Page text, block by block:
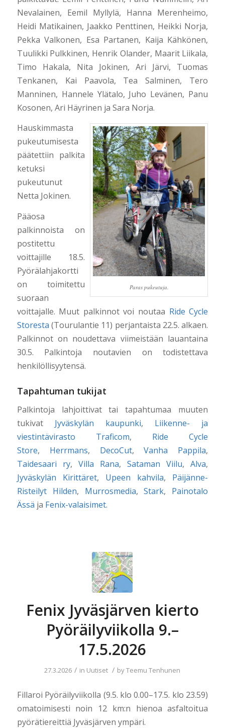
Nevalainen, Eemil Myllylä, Hanna Merenheimo,
Heidi Matikainen, Jaakko Penttinen, Heikki Norja,
Pekka Valkonen, Esa Partanen, Kaija Kähkönen,
Tuulikki Pulkkinen, Henrik Olander, Maarit Liikala,
Timo Hakala, Nita Jokinen, Ari Järvi, Tuomas
Tenkanen, Kai Paavola, Tea Salminen, Tero
Manninen, Hannele Ylätalo, Juho Levänen, Panu
Kosonen, Ari Häyrinen ja Sara Norja.
Paras pukeutuja.
Hauskimmasta
pukeutumisesta
päätettiin palkita
ketuksi
pukeutunut
Netta Jokinen.
Pääosa
palkinnoista on
postitettu
voittajille 18.5.
Pyörälahjakortti
on toimitettu
suoraan
voittajalle. Muut palkinnot voi noutaa Ride Cycle
Storesta (Tourulantie 11) perjantaista 22.5. alkaen.
Palkinnot on noudettava viimeistään lauantaina
30.5. Palkintoja noutavien on todistettava
henkilöllisyytensä.
Tapahtuman tukijat
Palkintoja lahjoittivat tai tapahtumaa muuten
tukivat Jyväskylän kaupunki, Liikenne- ja
viestintävirasto Traficom, Ride Cycle
Store, Herrmans, DecoCut,Vanha Pappila,
Taidesaari ry, Villa Rana,Sataman Viilu,Alva,
Jyväskylän Kirittäret, Upeen kahvila, Päijänne-
Risteilyt Hilden, Murrosmedia,Stark, Painotalo
Ässä ja Fenix-valaisimet.
Fenix Jyväsjärven kierto
Pyöräilyviikolla 9.–
17.5.2026
27.3.2026 / in Uutiset / byTeemu Tenhunen
Fillaroi Pyöräilyviikolla (9.5. klo 0.00–17.5. klo 23.59)
omatoimisesti noin 12 km:n hienoa asfaltoitua
pyörätiereittiä Jyväsjärven ympäri.